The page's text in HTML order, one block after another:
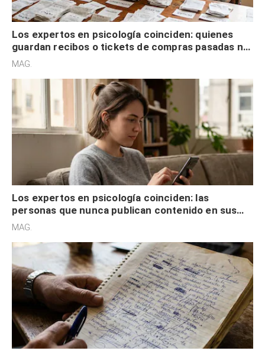
Los expertos en psicología coinciden: quienes
guardan recibos o tickets de compras pasadas no
son acumuladores, sino que tienen necesidad de
MAG.
Los expertos en psicología coinciden: las
personas que nunca publican contenido en sus
redes sociales no pretenden buscar validación
MAG.